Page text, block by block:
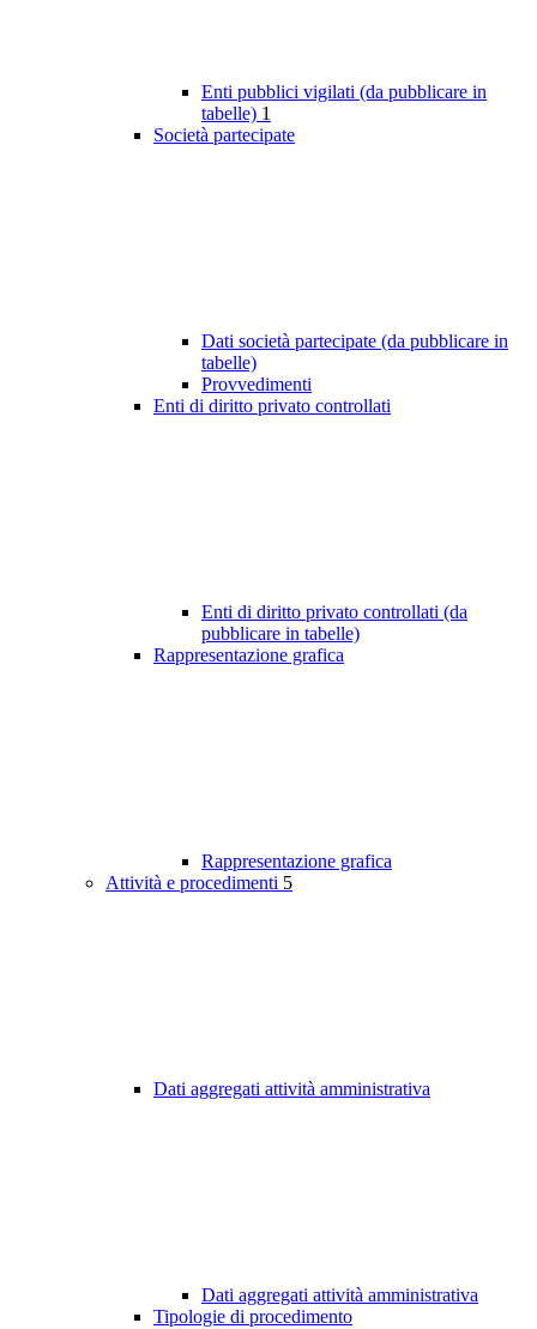
Enti pubblici vigilati (da pubblicare in
tabelle) 1
Società partecipate
Dati società partecipate (da pubblicare in
tabelle)
Provvedimenti
Enti di diritto privato controllati
Enti di diritto privato controllati (da
pubblicare in tabelle)
Rappresentazione grafica
Rappresentazione grafica
Attività e procedimenti 5
Dati aggregati attività amministrativa
Dati aggregati attività amministrativa
Tipologie di procedimento